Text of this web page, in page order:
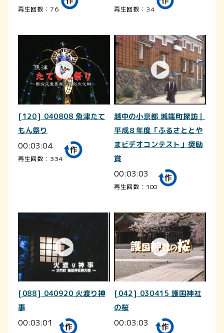
再生回数：76 再生回数：34
[120] 040808 魚津たて
もん祭り
00:03:04
再生回数：334
越中の小京都 城端町探訪｜
平成８年度「ふるさととや
まビデオコンテスト」奨励
賞
00:03:03
再生回数：100
[088] 040920 火渡り神
事
00:03:01
[042] 030415 護国神社
の桜
00:03:03